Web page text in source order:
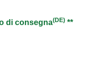
di consegna(DE) **